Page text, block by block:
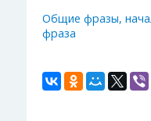
Общие фразы,
фраза